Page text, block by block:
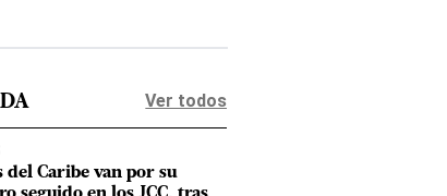
Ver todos
del Caribe van por su